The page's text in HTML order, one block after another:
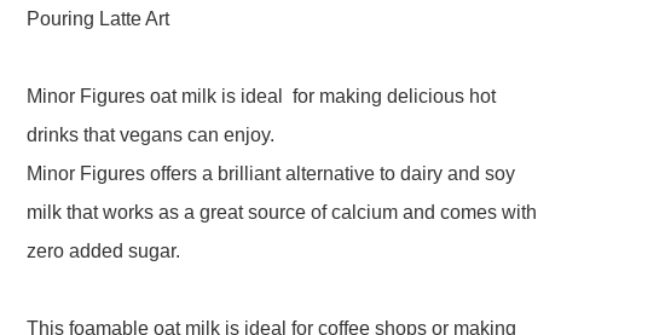
Pouring Latte Art
Minor Figures oat milk is ideal  for making delicious hot
drinks that vegans can enjoy.
Minor Figures offers a brilliant alternative to dairy and soy
milk that works as a great source of calcium and comes with
zero added sugar.
This foamable oat milk is ideal for coffee shops or making